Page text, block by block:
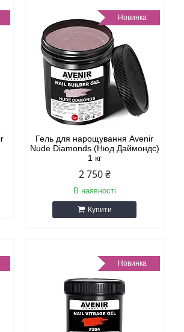
Новинка
Гель для нарощування Avenir
Nude Diamonds (Нюд Даймондс)
1 кг
2 750 ₴
В наявності
Купити
Новинка